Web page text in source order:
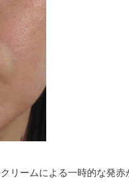
リームによる一時的な発